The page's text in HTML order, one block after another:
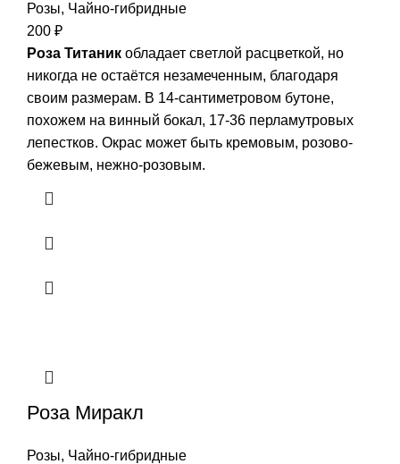
Розы, Чайно-гибридные
200 ₽
Роза Титаник обладает светлой расцветкой, но
никогда не остаётся незамеченным, благодаря
своим размерам. В 14-сантиметровом бутоне,
похожем на винный бокал, 17-36 перламутровых
лепестков. Окрас может быть кремовым, розово-
бежевым, нежно-розовым.
Роза Миракл
Розы, Чайно-гибридные